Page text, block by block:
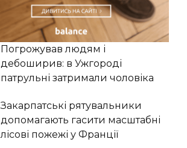
Погрожував людям і
дебоширив: в Ужгороді
патрульні затримали чоловіка
Закарпатські рятувальники
допомагають гасити масштабні
лісові пожежі у Франції